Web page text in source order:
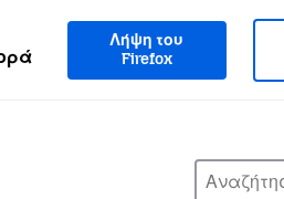
Λήψη του
Firefox